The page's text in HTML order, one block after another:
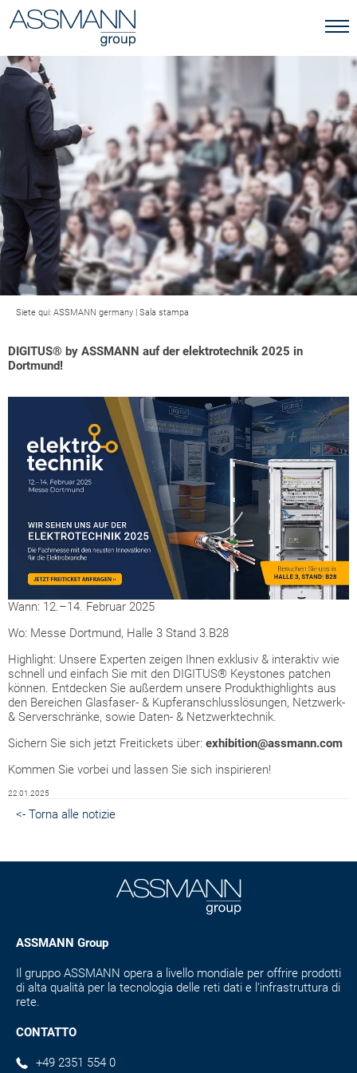
Siete qui: ASSMANN germany | Sala stampa
DIGITUS® by ASSMANN auf der elektrotechnik 2025 in
Dortmund!
Wann: 12.–14. Februar 2025
Wo: Messe Dortmund, Halle 3 Stand 3.B28
Highlight: Unsere Experten zeigen Ihnen exklusiv & interaktiv wie
schnell und einfach Sie mit den DIGITUS® Keystones patchen
können. Entdecken Sie außerdem unsere Produkthighlights aus
den Bereichen Glasfaser- & Kupferanschlusslösungen, Netzwerk-
& Serverschränke, sowie Daten- & Netzwerktechnik.
Sichern Sie sich jetzt Freitickets über: exhibition@assmann.com
Kommen Sie vorbei und lassen Sie sich inspirieren!
22.01.2025
<- Torna alle notizie
ASSMANN Group
Il gruppo ASSMANN opera a livello mondiale per offrire prodotti
di alta qualità per la tecnologia delle reti dati e l'infrastruttura di
rete.
CONTATTO
+49 2351 554 0